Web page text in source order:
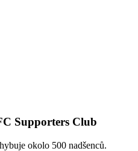
Supporters Club
okolo 500 nadšenců.